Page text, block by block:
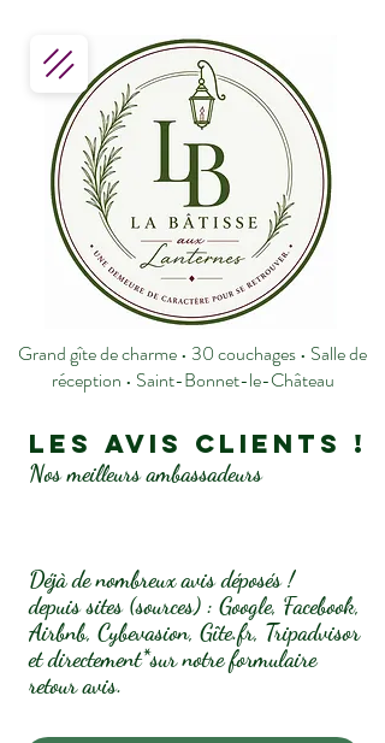
Grand gîte de charme • 30 couchages • Salle de
réception • Saint-Bonnet-le-Château
Les avis clients !
Nos meilleurs ambassadeurs
Déjà de nombreux avis déposés !
depuis sites (sources) : Google, Facebook,
Airbnb, Cybevasion, Gîte.fr, Tripadvisor
et directement*sur notre formulaire
retour avis.